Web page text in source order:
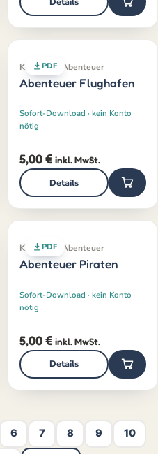
PDF
Klassiker · Abenteuer
Abenteuer Flughafen
Sofort-Download · kein Konto
nötig
5,00€ inkl. MwSt.
Details
PDF
Klassiker · Abenteuer
Abenteuer Piraten
Sofort-Download · kein Konto
nötig
5,00€ inkl. MwSt.
Details
6 7 8 9 10